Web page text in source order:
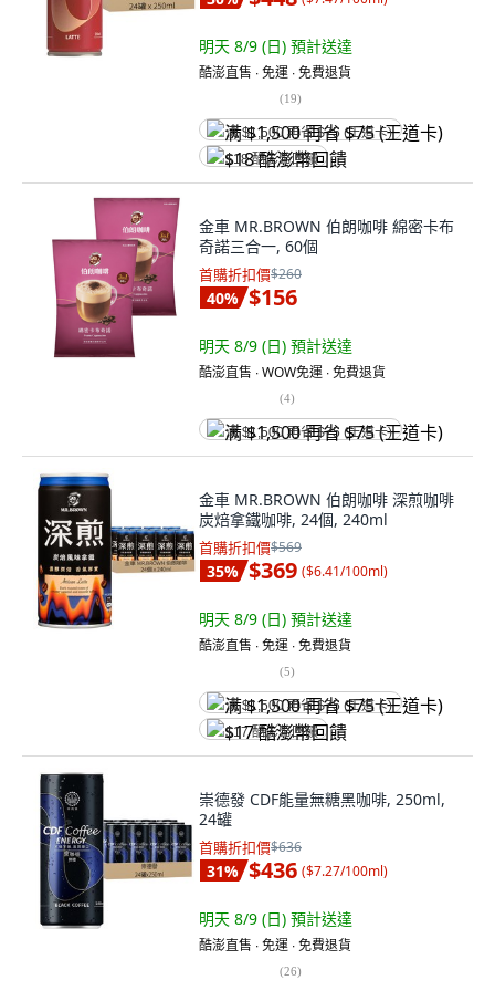
明天 8/9 (日) 預計送達
酷澎直售 ∙ 免運 ∙ 免費退貨
(19)
满 $1,500 再省 $75 (王道卡)
$18 酷澎幣回饋
金車 MR.BROWN 伯朗咖啡 綿密卡布
奇諾三合一, 60個
首購折扣價$260
40% $156
明天 8/9 (日) 預計送達
酷澎直售 ∙ WOW免運 ∙ 免費退貨
(4)
满 $1,500 再省 $75 (王道卡)
金車 MR.BROWN 伯朗咖啡 深煎咖啡
炭焙拿鐵咖啡, 24個, 240ml
首購折扣價$569
35% $369 ($6.41/100ml)
明天 8/9 (日) 預計送達
酷澎直售 ∙ 免運 ∙ 免費退貨
(5)
满 $1,500 再省 $75 (王道卡)
$17 酷澎幣回饋
崇德發 CDF能量無糖黑咖啡, 250ml,
24罐
首購折扣價$636
31% $436 ($7.27/100ml)
明天 8/9 (日) 預計送達
酷澎直售 ∙ 免運 ∙ 免費退貨
(26)